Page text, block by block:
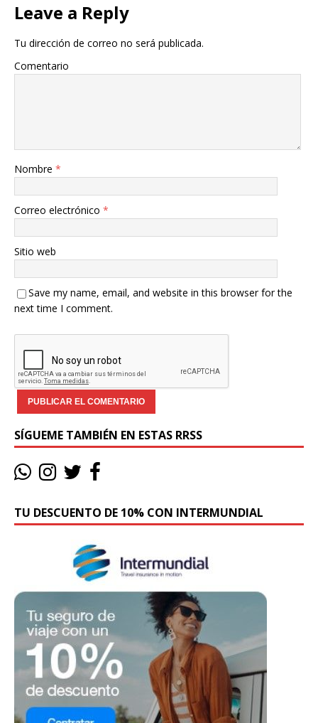
Leave a Reply
Tu dirección de correo no será publicada.
Comentario
Nombre *
Correo electrónico *
Sitio web
Save my name, email, and website in this browser for the
next time I comment.
SÍGUEME TAMBIÉN EN ESTAS RRSS
TU DESCUENTO DE 10% CON INTERMUNDIAL